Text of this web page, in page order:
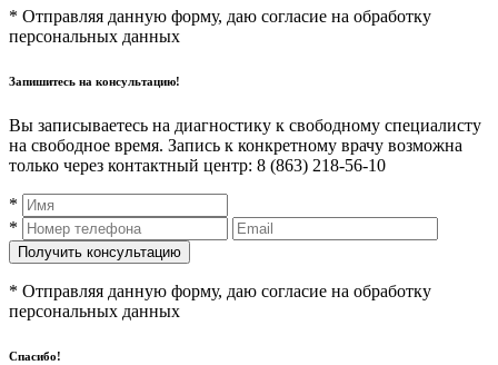
* Отправляя данную форму, даю согласие на обработку
персональных данных
Запишитесь на консультацию!
Вы записываетесь на диагностику к свободному специалисту
на свободное время. Запись к конкретному врачу возможна
только через контактный центр: 8 (863) 218-56-10
*
*
* Отправляя данную форму, даю согласие на обработку
персональных данных
Спасибо!